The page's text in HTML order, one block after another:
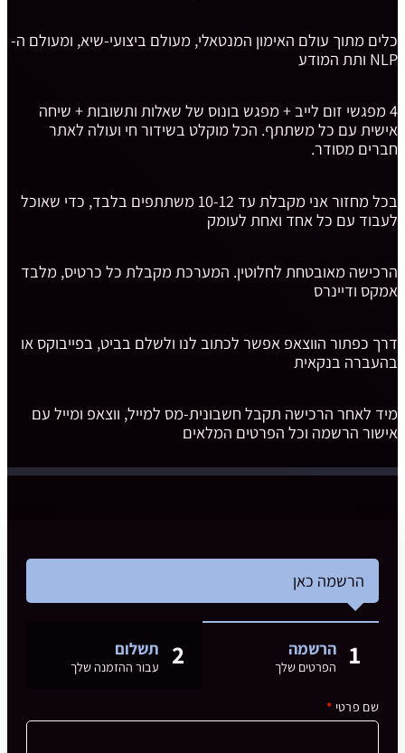
כלים מתוך עולם האימון המנטאלי, מעולם ביצועי-שיא, ומעולם ה-
NLP ותת המודע
4 מפגשי זום לייב + מפגש בונוס של שאלות ותשובות + שיחה
אישית עם כל משתתף. הכל מוקלט בשידור חי ועולה לאתר
חברים מסודר.
בכל מחזור אני מקבלת עד 10-12 משתתפים בלבד, כדי שאוכל
לעבוד עם כל אחד ואחת לעומק
הרכישה מאובטחת לחלוטין. המערכת מקבלת כל כרטיס, מלבד
אמקס ודיינרס
דרך כפתור הווצאפ אפשר לכתוב לנו ולשלם בביט, בפייבוקס או
בהעברה בנקאית
מיד לאחר הרכישה תקבל חשבונית-מס למייל, ווצאפ ומייל עם
אישור הרשמה וכל הפרטים המלאים
הרשמה כאן
1 הרשמה
הפרטים שלך 2 תשלום
עבור ההזמנה שלך
שם פרטי *